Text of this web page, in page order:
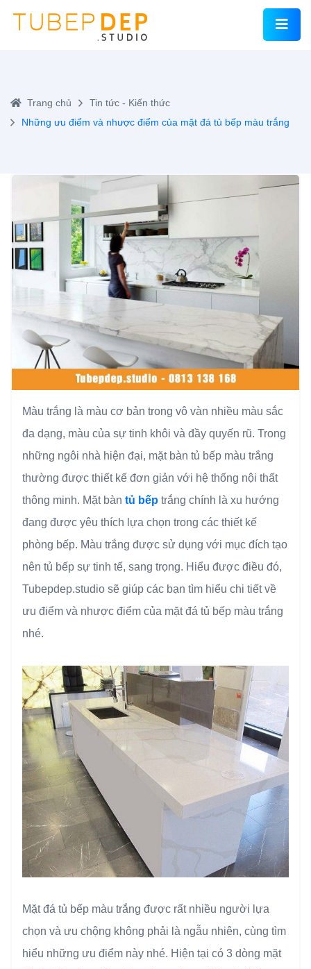
Trang chủ
Tin tức - Kiến thức
Những ưu điểm và nhược điểm của mặt đá tủ bếp màu trắng
Màu trắng là màu cơ bản trong vô vàn nhiều màu sắc
đa dạng, màu của sự tinh khôi và đầy quyến rũ. Trong
những ngôi nhà hiện đại, mặt bàn tủ bếp màu trắng
thường được thiết kế đơn giản với hệ thống nội thất
thông minh. Mặt bàn tủ bếp trắng chính là xu hướng
đang được yêu thích lựa chọn trong các thiết kế
phòng bếp. Màu trắng được sử dụng với mục đích tạo
nên tủ bếp sự tinh tế, sang trọng. Hiểu được điều đó,
Tubepdep.studio sẽ giúp các bạn tìm hiểu chi tiết về
ưu điểm và nhược điểm của mặt đá tủ bếp màu trắng
nhé.
Mặt đá tủ bếp màu trắng được rất nhiều người lựa
chọn và ưu chộng không phải là ngẫu nhiên, cùng tìm
hiểu những ưu điểm này nhé. Hiện tại có 3 dòng mặt